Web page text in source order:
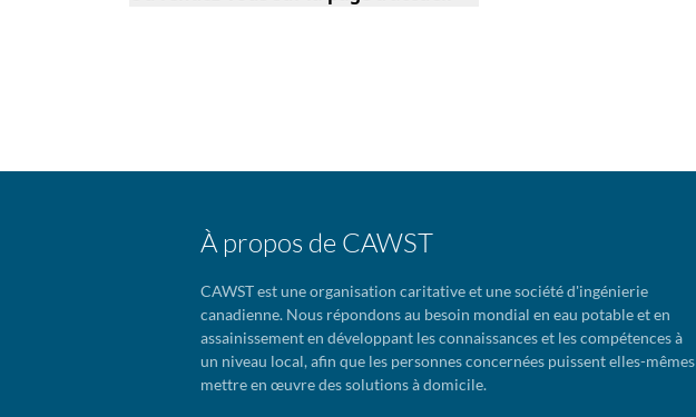
À propos de CAWST
CAWST est une organisation caritative et une société d'ingénierie
canadienne. Nous répondons au besoin mondial en eau potable et en
assainissement en développant les connaissances et les compétences à
un niveau local, afin que les personnes concernées puissent elles-mêmes
mettre en œuvre des solutions à domicile.